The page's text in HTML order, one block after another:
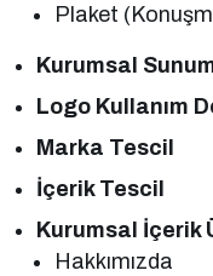
Plaket
Kurumsal
Logo Kullanım
Marka Tescil
İçerik Tescil
Kurumsal İçerik
Hakkımızda